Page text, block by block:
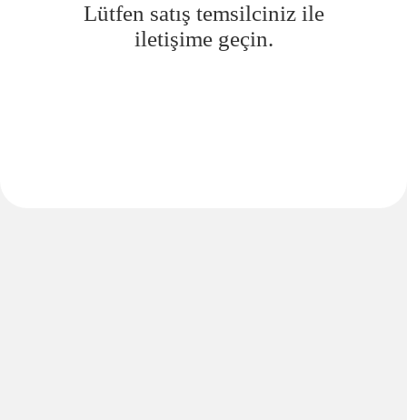
Lütfen satış temsilciniz ile
iletişime geçin.